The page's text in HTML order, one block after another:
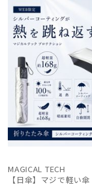
帽子
その他
カラー
価格・割引率
X
MAGICAL TECH